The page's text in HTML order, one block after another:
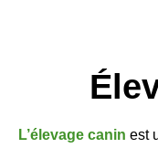
L’élevage canin est